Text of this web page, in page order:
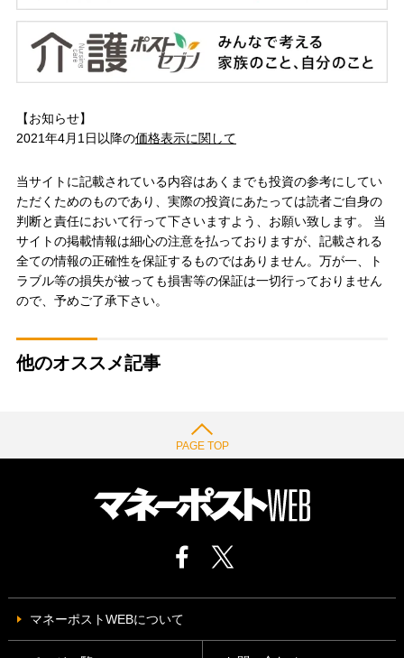
【お知らせ】
2021年4月1日以降の価格表示に関して
当サイトに記載されている内容はあくまでも投資の参考にしてい
ただくためのものであり、実際の投資にあたっては読者ご自身の
判断と責任において行って下さいますよう、お願い致します。 当
サイトの掲載情報は細心の注意を払っておりますが、記載される
全ての情報の正確性を保証するものではありません。万が一、ト
ラブル等の損失が被っても損害等の保証は一切行っておりません
ので、予めご了承下さい。
他のオススメ記事
PAGE TOP
マネーポストWEBについて